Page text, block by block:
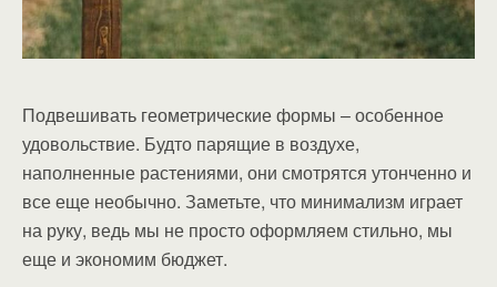
Подвешивать геометрические формы – особенное
удовольствие. Будто парящие в воздухе,
наполненные растениями, они смотрятся утонченно и
все еще необычно. Заметьте, что минимализм играет
на руку, ведь мы не просто оформляем стильно, мы
еще и экономим бюджет.